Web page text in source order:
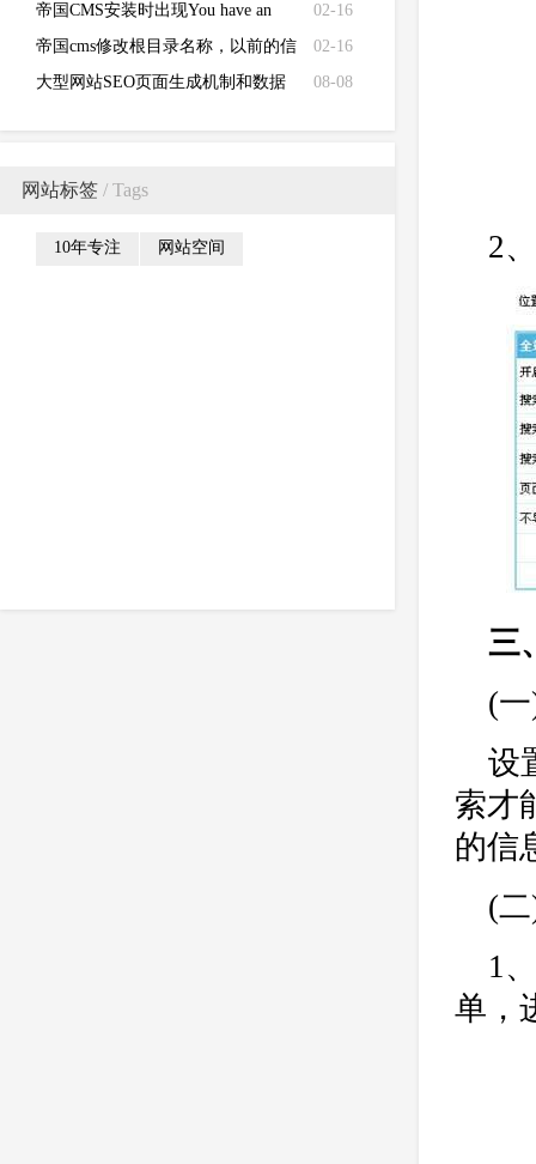
02-16
帝国CMS安装时出现You have an
error in your SQL syntax错误代码的
解决方法
02-16
帝国cms修改根目录名称，以前的信
息如何调用？
08-08
大型网站SEO页面生成机制和数据
网站标签 / Tags
10年专注 网站空间 2
三
(
设
索才
的信
(
1
单，